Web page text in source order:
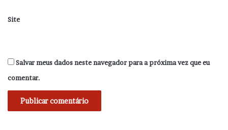
Site
Salvar meus dados neste navegador para a próxima vez que eu
comentar.